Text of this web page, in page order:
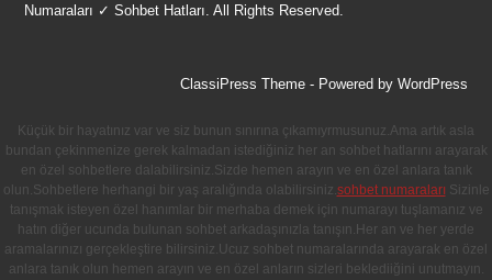
Numaraları ✓ Sohbet Hatları. All Rights Reserved.
ClassiPress Theme- Powered by WordPress
Küçük bir hayatınız var ve siz bunun sınırına çıkamıyrmusunuz.Ama artık asla
bundan çekinmenize gerek kalmadan istediğiniz her an sohbet hatlarını arayarak
en özel sohbetlere dalabilirsiniz.Sizde hemen arayın ve en özel anlara tanık
olun.Sohbetlere herhangi bir yaş aralığında olabilirsiniz.sohbet numaralarıSizinle
tanışmak isteyen özel hanımlar bir merhaba demek için numarayı tuşlamanız ve
hatın diğer ucunda bulunan sohbet arkadaşınızla tanışın.Her an ve her yerde
aramalarınızı gerçekleştire bilirsiniz.Ucuz sohbet numaralarında arayarak en özel
anlara tanık olun hemen arayın ve en özel anların sizleri beklediiğini unutmayın.